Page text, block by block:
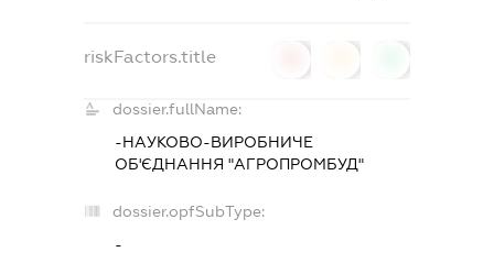
riskFactors.title
dossier.fullName:
-НАУКОВО-ВИРОБНИЧЕ
ОБ'ЄДНАННЯ "АГРОПРОМБУД"
dossier.opfSubType:
-